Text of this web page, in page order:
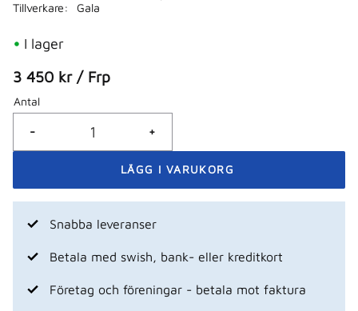
3 450 kr / Frp
Antal
+
-
I lager
Tillverkare
Gala
Snabba leveranser
Betala med swish, bank- eller kreditkort
Företag och föreningar - betala mot faktura